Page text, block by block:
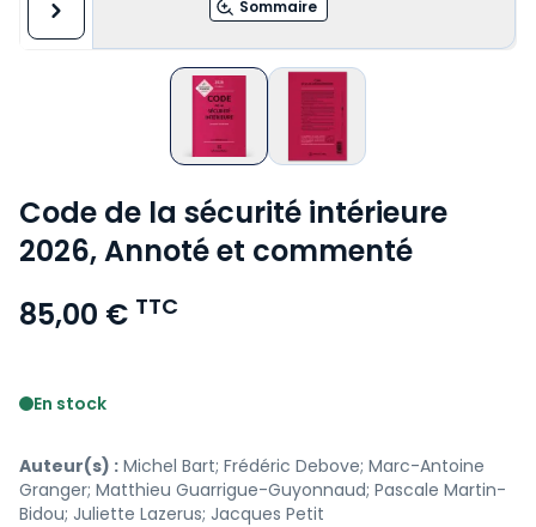
Sommaire
Code de la sécurité intérieure
2026, Annoté et commenté
85,00 € TTC
En stock
Auteur(s) : Michel Bart; Frédéric Debove; Marc-Antoine
Granger; Matthieu Guarrigue-Guyonnaud; Pascale Martin-
Bidou; Juliette Lazerus; Jacques Petit